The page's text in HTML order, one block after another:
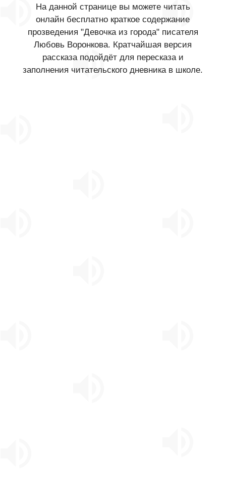
На данной странице вы можете читать
онлайн бесплатно краткое содержание
прозведения "Девочка из города" писателя
Любовь Воронкова. Кратчайшая версия
рассказа подойдёт для пересказа и
заполнения читательского дневника в школе.